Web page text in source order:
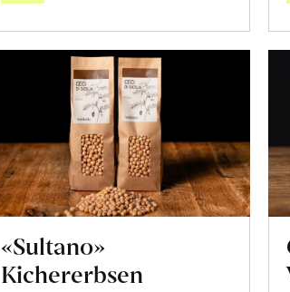
«Sultano»
Kichererbsen